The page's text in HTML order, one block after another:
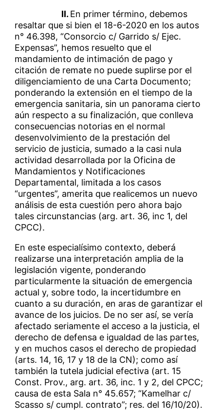
II. En primer término, debemos
resaltar que si bien el 18-6-2020 en los autos
n° 46.398, “Consorcio c/ Garrido s/ Ejec.
Expensas”, hemos resuelto que el
mandamiento de intimación de pago y
citación de remate no puede suplirse por el
diligenciamiento de una Carta Documento;
ponderando la extensión en el tiempo de la
emergencia sanitaria, sin un panorama cierto
aún respecto a su finalización, que conlleva
consecuencias notorias en el normal
desenvolvimiento de la prestación del
servicio de justicia, sumado a la casi nula
actividad desarrollada por la Oficina de
Mandamientos y Notificaciones
Departamental, limitada a los casos
“urgentes”, amerita que realicemos un nuevo
análisis de esta cuestión pero ahora bajo
tales circunstancias (arg. art. 36, inc 1, del
CPCC).
En este especialísimo contexto, deberá
realizarse una interpretación amplia de la
legislación vigente, ponderando
particularmente la situación de emergencia
actual y, sobre todo, la incertidumbre en
cuanto a su duración, en aras de garantizar el
avance de los juicios. De no ser así, se vería
afectado seriamente el acceso a la justicia, el
derecho de defensa e igualdad de las partes,
y en muchos casos el derecho de propiedad
(arts. 14, 16, 17 y 18 de la CN); como así
también la tutela judicial efectiva (art. 15
Const. Prov., arg. art. 36, inc. 1 y 2, del CPCC;
causa de esta Sala n° 45.657; “Kamelhar c/
Scasso s/ cumpl. contrato”; res. del 16/10/20).